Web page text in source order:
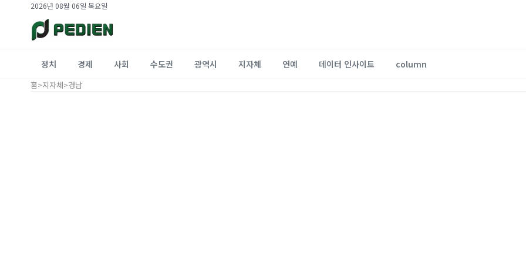
2026년 08월 06일 목요일
정치 경제 사회 수도권 광역시 지자체 연예 데이터 인사이트 column
홈>지자체>경남